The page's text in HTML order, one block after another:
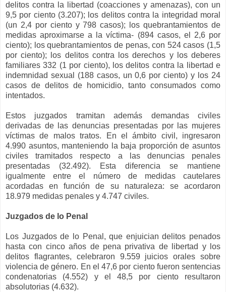
delitos contra la libertad (coacciones y amenazas), con un
9,5 por ciento (3.207); los delitos contra la integridad moral
(un 2,4 por ciento y 798 casos); los quebrantamientos de
medidas aproximarse a la víctima- (894 casos, el 2,6 por
ciento); los quebrantamientos de penas, con 524 casos (1,5
por ciento); los delitos contra los derechos y los deberes
familiares 332 (1 por ciento), los delitos contra la libertad e
indemnidad sexual (188 casos, un 0,6 por ciento) y los 24
casos de delitos de homicidio, tanto consumados como
intentados.
Estos juzgados tramitan además demandas civiles
derivadas de las denuncias presentadas por las mujeres
víctimas de malos tratos. En el ámbito civil, ingresaron
4.990 asuntos, manteniendo la baja proporción de asuntos
civiles tramitados respecto a las denuncias penales
presentadas (32.492). Esta diferencia se mantiene
igualmente entre el número de medidas cautelares
acordadas en función de su naturaleza: se acordaron
18.979 medidas penales y 4.747 civiles.
Juzgados de lo Penal
Los Juzgados de lo Penal, que enjuician delitos penados
hasta con cinco años de pena privativa de libertad y los
delitos flagrantes, celebraron 9.559 juicios orales sobre
violencia de género. En el 47,6 por ciento fueron sentencias
condenatorias (4.552) y el 48,5 por ciento resultaron
absolutorias (4.632).